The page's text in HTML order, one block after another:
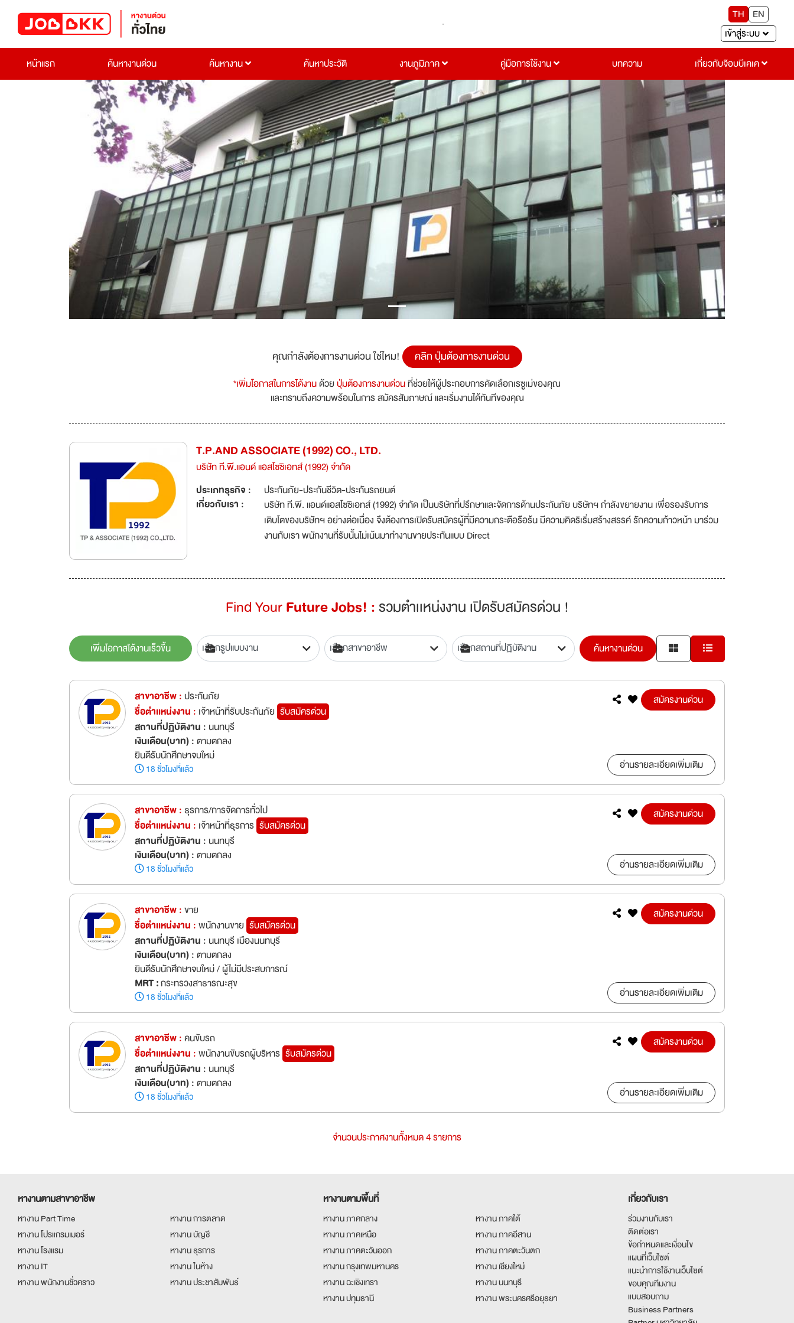
TH
EN
เข้าสู่ระบบ
หน้าแรก
ค้นหางานด่วน ค้นหางาน ค้นหาประวัติ งานภูมิภาค คู่มือการใช้งาน บทความ เกี่ยวกับจ๊อบบีเคเค
Previous Next
คุณกำลังต้องการงานด่วน ใช่ไหม! คลิก ปุ่มต้องการงานด่วน
*เพิ่มโอกาสในการได้งานด้วยปุ่มต้องการงานด่วนที่ช่วยให้ผู้ประกอบการคัดเลือกเรซูเม่ของคุณ
และทราบถึงความพร้อมในการ สมัครสัมภาษณ์ และเริ่มงานได้ทันทีของคุณ
T.P.AND ASSOCIATE (1992) CO., LTD.
บริษัท ที.พี.แอนด์ แอสโซซิเอทส์ (1992) จำกัด
ประเภทธุรกิจ :
ประกันภัย-ประกันชีวิต-ประกันรถยนต์
เกี่ยวกับเรา :
บริษัท ที.พี. แอนด์แอสโซซิเอทส์ (1992) จำกัด เป็นบริษัทที่ปรึกษาและจัดการด้านประกันภัย บริษัทฯ กำลังขยายงาน เพื่อรองรับการ
เติบโตของบริษัทฯ อย่างต่อเนื่อง จึงต้องการเปิดรับสมัครผู้ที่มีความกระตือรือร้น มีความคิดริเริ่มสร้างสรรค์ รักความก้าวหน้า มาร่วม
งานกับเรา พนักงานที่รับนั้นไม่เน้นมาทำงานขายประกันแบบ Direct
Find YourFuture Jobs! :รวมตำเเหน่งงาน เปิดรับสมัครด่วน !
เพิ่มโอกาสได้งานเร็วขึ้น ค้นหางานด่วน
สาขาอาชีพ :ประกันภัย
ชื่อตำเเหน่งงาน : เจ้าหน้าที่รับประกันภัย รับสมัครด่วน
สถานที่ปฏิบัติงาน : นนทบุรี
เงินเดือน(บาท) :ตามตกลง
ยินดีรับนักศึกษาจบใหม่
18 ชั่วโมงที่แล้ว
สมัครงานด่วน
อ่านรายละเอียดเพิ่มเติม
สาขาอาชีพ : ธุรการ/การจัดการทั่วไป
ชื่อตำเเหน่งงาน : เจ้าหน้าที่ธุรการ รับสมัครด่วน
สถานที่ปฏิบัติงาน : นนทบุรี
เงินเดือน(บาท) :ตามตกลง
18 ชั่วโมงที่แล้ว
สมัครงานด่วน
อ่านรายละเอียดเพิ่มเติม
สาขาอาชีพ :ขาย
ชื่อตำเเหน่งงาน :พนักงานขาย รับสมัครด่วน
สถานที่ปฏิบัติงาน : นนทบุรี เมืองนนทบุรี
เงินเดือน(บาท) :ตามตกลง
ยินดีรับนักศึกษาจบใหม่ / ผู้ไม่มีประสบการณ์
MRT :กระทรวงสาธารณะสุข
18 ชั่วโมงที่แล้ว
สมัครงานด่วน
อ่านรายละเอียดเพิ่มเติม
สาขาอาชีพ :คนขับรถ
ชื่อตำเเหน่งงาน :พนักงานขับรถผู้บริหาร รับสมัครด่วน
สถานที่ปฏิบัติงาน : นนทบุรี
เงินเดือน(บาท) :ตามตกลง
18 ชั่วโมงที่แล้ว
สมัครงานด่วน
อ่านรายละเอียดเพิ่มเติม
จำนวนประกาศงานทั้งหมด 4 รายการ
หางานตามสาขาอาชีพ
หางาน Part Time
หางาน การตลาด
หางาน โปรแกรมเมอร์
หางาน บัญชี
หางาน โรงแรม
หางาน ธุรการ
หางาน IT
หางาน ในห้าง
หางาน พนักงานชั่วคราว
หางาน ประชาสัมพันธ์
หางานตามพื้นที่
หางาน ภาคกลาง
หางาน ภาคใต้
หางาน ภาคเหนือ
หางาน ภาคอีสาน
หางาน ภาคตะวันออก
หางาน ภาคตะวันตก
หางาน กรุงเทพมหานคร
หางาน เชียงใหม่
หางาน ฉะเชิงเทรา
หางาน นนทบุรี
หางาน ปทุมธานี
หางาน พระนครศรีอยุธยา
เกี่ยวกับเรา
ร่วมงานกับเรา
ติดต่อเรา
ข้อกำหนดและเงื่อนไข
แผนที่เว็บไซต์
แนะนำการใช้งานเว็บไซต์
ขอบคุณทีมงาน
แบบสอบถาม
Business Partners